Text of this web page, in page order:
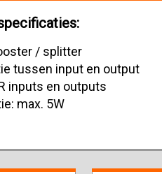
/ splitter
tussen input en output
inputs en outputs
max. 5W